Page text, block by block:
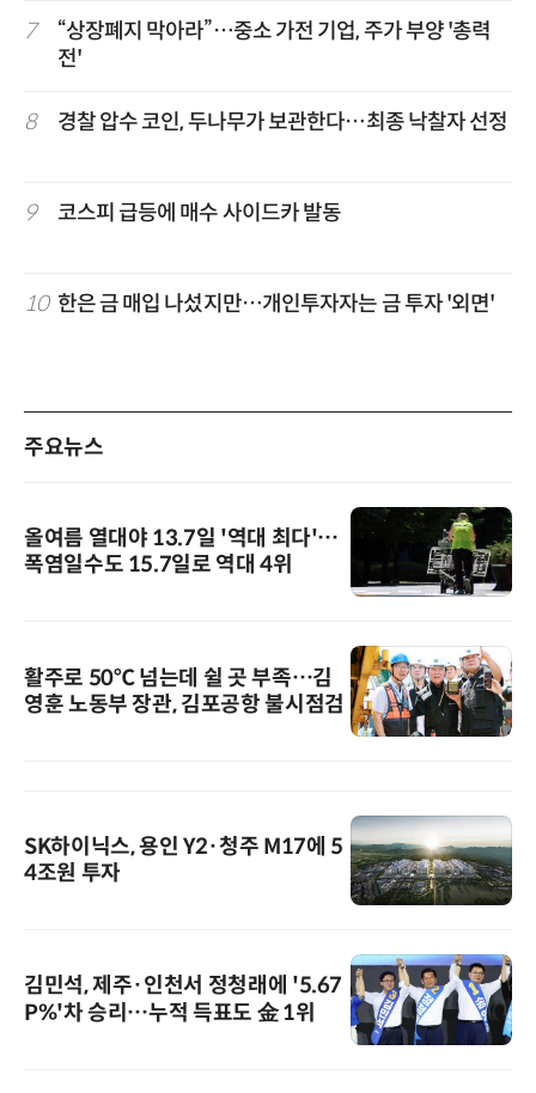
7
“상장폐지 막아라”…중소 가전 기업, 주가 부양 '총력
전'
8 경찰 압수 코인, 두나무가 보관한다…최종 낙찰자 선정
9 코스피 급등에 매수 사이드카 발동
10 한은 금 매입 나섰지만…개인투자자는 금 투자 '외면'
주요뉴스
올여름 열대야 13.7일 '역대 최다'…
폭염일수도 15.7일로 역대 4위
활주로 50℃ 넘는데 쉴 곳 부족…김
영훈 노동부 장관, 김포공항 불시점검
SK하이닉스, 용인 Y2·청주 M17에 5
4조원 투자
김민석, 제주·인천서 정청래에 '5.67
P%'차 승리…누적 득표도 金 1위